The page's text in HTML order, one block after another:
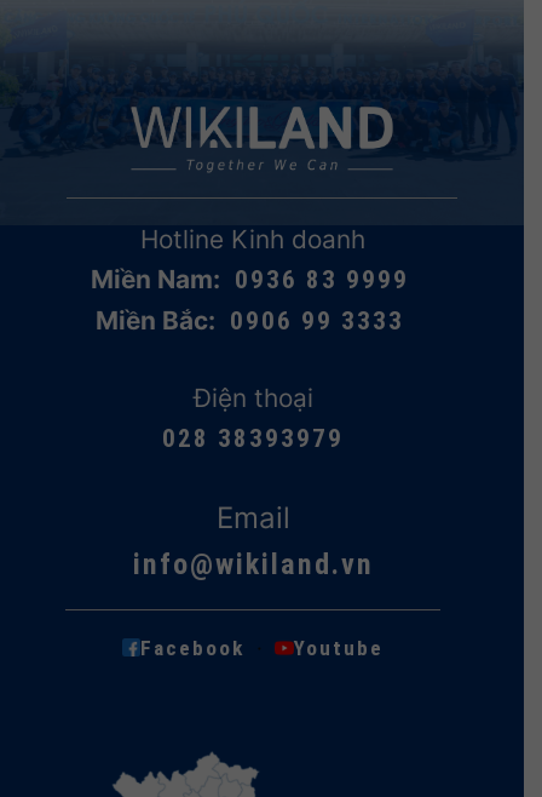
Hotline Kinh doanh
Miền Nam: 0936 83 9999
Miền Bắc: 0906 99 3333
Điện thoại
028 38393979
Email
info@wikiland.vn
Facebook · Youtube